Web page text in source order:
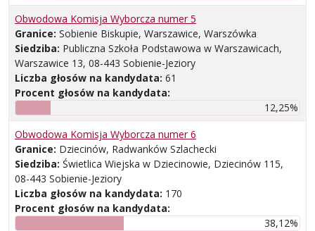
Obwodowa Komisja Wyborcza numer 5
Granice: Sobienie Biskupie, Warszawice, Warszówka
Siedziba: Publiczna Szkoła Podstawowa w Warszawicach,
Warszawice 13, 08-443 Sobienie-Jeziory
Liczba głosów na kandydata: 61
Procent głosów na kandydata:
12,25%
Obwodowa Komisja Wyborcza numer 6
Granice: Dziecinów, Radwanków Szlachecki
Siedziba: Świetlica Wiejska w Dziecinowie, Dziecinów 115,
08-443 Sobienie-Jeziory
Liczba głosów na kandydata: 170
Procent głosów na kandydata:
38,12%